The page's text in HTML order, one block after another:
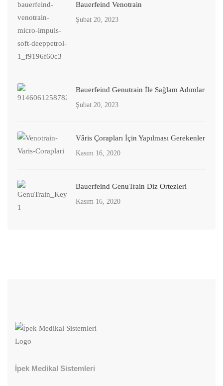
Bauerfeind Venotrain
Şubat 20, 2023
Bauerfeind Genutrain İle Sağlam Adımlar
Şubat 20, 2023
Vâris Çorapları İçin Yapılması Gerekenler
Kasım 16, 2020
Bauerfeind GenuTrain Diz Ortezleri
Kasım 16, 2020
İpek Medikal Sistemleri